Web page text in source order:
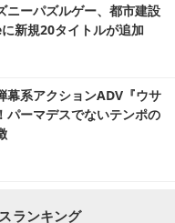
ニーパズルゲー、都市建設
新規20タイトルが追加
幕系アクションADV『ウサ
パーマデスでないテンポの
ランキング